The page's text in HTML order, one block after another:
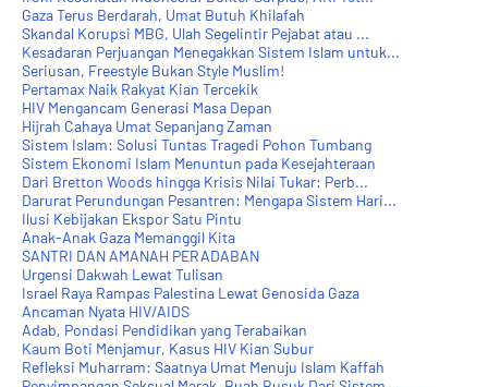
Gaza Terus Berdarah, Umat Butuh Khilafah
Skandal Korupsi MBG, Ulah Segelintir Pejabat atau ...
Kesadaran Perjuangan Menegakkan Sistem Islam untuk...
Seriusan, Freestyle Bukan Style Muslim!
Pertamax Naik Rakyat Kian Tercekik
HIV Mengancam Generasi Masa Depan
Hijrah Cahaya Umat Sepanjang Zaman
Sistem Islam: Solusi Tuntas Tragedi Pohon Tumbang
Sistem Ekonomi Islam Menuntun pada Kesejahteraan
Dari Bretton Woods hingga Krisis Nilai Tukar: Perb...
Darurat Perundungan Pesantren: Mengapa Sistem Hari...
Ilusi Kebijakan Ekspor Satu Pintu
Anak-Anak Gaza Memanggil Kita
SANTRI DAN AMANAH PERADABAN
Urgensi Dakwah Lewat Tulisan
Israel Raya Rampas Palestina Lewat Genosida Gaza
Ancaman Nyata HIV/AIDS
Adab, Pondasi Pendidikan yang Terabaikan
Kaum Boti Menjamur, Kasus HIV Kian Subur
Refleksi Muharram: Saatnya Umat Menuju Islam Kaffah